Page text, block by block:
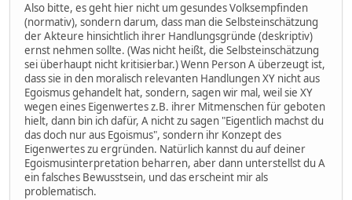
Also bitte, es geht hier nicht um gesundes Volksempfinden
(normativ), sondern darum, dass man die Selbsteinschätzung
der Akteure hinsichtlich ihrer Handlungsgründe (deskriptiv)
ernst nehmen sollte. (Was nicht heißt, die Selbsteinschätzung
sei überhaupt nicht kritisierbar.) Wenn Person A überzeugt ist,
dass sie in den moralisch relevanten Handlungen XY nicht aus
Egoismus gehandelt hat, sondern, sagen wir mal, weil sie XY
wegen eines Eigenwertes z.B. ihrer Mitmenschen für geboten
hielt, dann bin ich dafür, A nicht zu sagen "Eigentlich machst du
das doch nur aus Egoismus", sondern ihr Konzept des
Eigenwertes zu ergründen. Natürlich kannst du auf deiner
Egoismusinterpretation beharren, aber dann unterstellst du A
ein falsches Bewusstsein, und das erscheint mir als
problematisch.